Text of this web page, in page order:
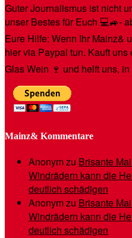
Guter Journalismus ist nicht
unser Bestes für Euch 💻🚙-
Eure Hilfe: Wenn Ihr Mainz&
hier via Paypal tun. Kauft
Glas Wein 🍷 und helft uns,
Mainz& Kommentare
Anonymzu Brisante
Windrädern kann die
deutlich schädigen
Anonymzu Brisante
Windrädern kann die
deutlich schädigen